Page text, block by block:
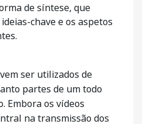
de síntese, que
chave e os aspetos
ser utilizados de
partes de um todo
Embora os vídeos
na transmissão dos